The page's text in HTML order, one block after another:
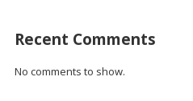
Recent Comments
No comments to show.